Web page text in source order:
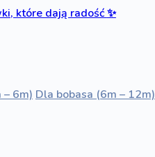
które dają radość✨
6m) Dla bobasa (6m – 12m)